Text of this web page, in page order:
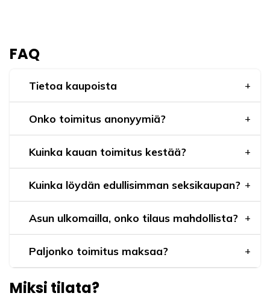
FAQ
Tietoa kaupoista
Onko toimitus anonyymiä?
Kuinka kauan toimitus kestää?
Kuinka löydän edullisimman seksikaupan?
Asun ulkomailla, onko tilaus mahdollista?
Paljonko toimitus maksaa?
Miksi tilata?